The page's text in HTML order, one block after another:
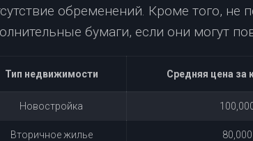
обременений. Кроме того, не
бумаги, если они могут
Тип недвижимости Средняя цена за
Новостройка
Вторичное жилье 80,000